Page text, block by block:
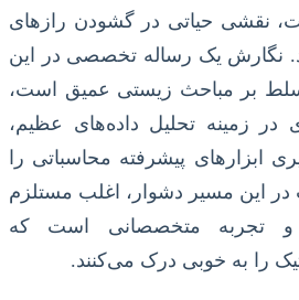
نقشی حیاتی در گشودن رازهای
نگارش یک رساله تخصصی در این
تسلط بر مباحث زیستی عمیق است،
در زمینه تحلیل داده‌های عظیم،
ابزارهای پیشرفته محاسباتی را
در این مسیر دشوار، اغلب مستلزم
و تجربه متخصصانی است که
را به خوبی درک می‌کنند.